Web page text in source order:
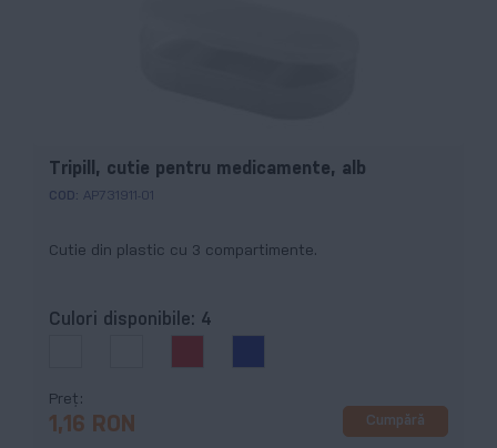
Tripill, cutie pentru medicamente, alb
COD: AP731911-01
Cutie din plastic cu 3 compartimente.
Culori disponibile: 4
Preț
1,16 RON Cumpără